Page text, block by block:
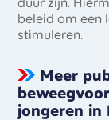
beleid om een
stimuleren.
Meer
jongeren in